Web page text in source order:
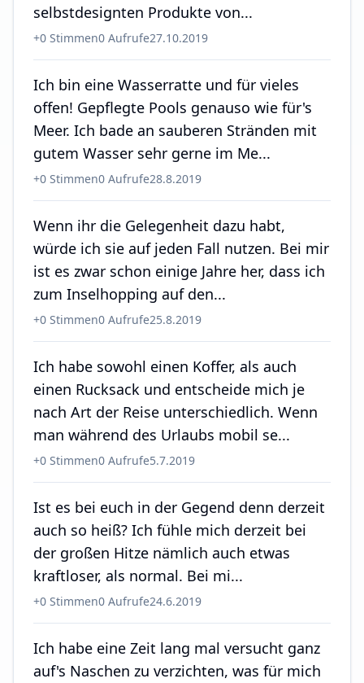
selbstdesignten Produkte von...
+0 Stimmen0 Aufrufe27.10.2019
Ich bin eine Wasserratte und für vieles
offen! Gepflegte Pools genauso wie für's
Meer. Ich bade an sauberen Stränden mit
gutem Wasser sehr gerne im Me...
+0 Stimmen0 Aufrufe28.8.2019
Wenn ihr die Gelegenheit dazu habt,
würde ich sie auf jeden Fall nutzen. Bei mir
ist es zwar schon einige Jahre her, dass ich
zum Inselhopping auf den...
+0 Stimmen0 Aufrufe25.8.2019
Ich habe sowohl einen Koffer, als auch
einen Rucksack und entscheide mich je
nach Art der Reise unterschiedlich. Wenn
man während des Urlaubs mobil se...
+0 Stimmen0 Aufrufe5.7.2019
Ist es bei euch in der Gegend denn derzeit
auch so heiß? Ich fühle mich derzeit bei
der großen Hitze nämlich auch etwas
kraftloser, als normal. Bei mi...
+0 Stimmen0 Aufrufe24.6.2019
Ich habe eine Zeit lang mal versucht ganz
auf's Naschen zu verzichten, was für mich